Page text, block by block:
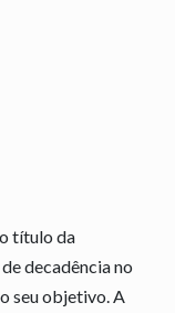
título da
decadência no
seu objetivo. A